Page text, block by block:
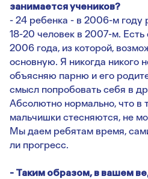
занимается учеников?
- 24 ребенка - в 2006-м году
18-20 человек в 2007-м.
2006 года, из которой,
основную. Я никогда никого
объясняю парню и его
смысл попробовать себя в
Абсолютно нормально, что в
мальчишки стесняются, не
Мы даем ребятам время,
ли прогресс.
- Таким образом, в вашем